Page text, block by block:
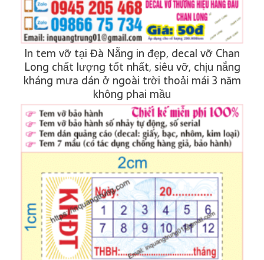
In tem vỡ tại Đà Nẵng in đẹp, decal vỡ Chan
Long chất lượng tốt nhất, siêu vỡ, chịu nắng
kháng mưa dán ở ngoài trời thoải mái 3 năm
không phai mầu